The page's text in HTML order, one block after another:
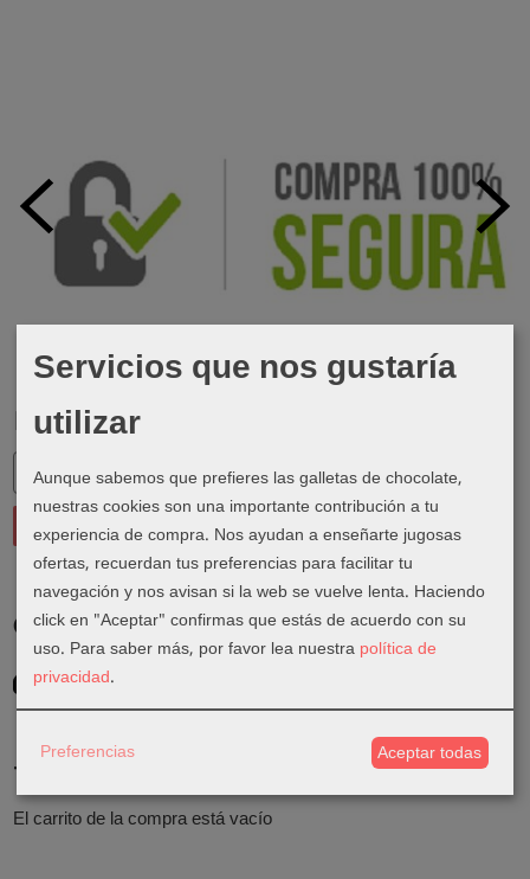
Marcas
Costes de Envío
GRATIS *
Tu Carrito (0)
El carrito de la compra está vacío
Servicios que nos gustaría
utilizar
Aunque sabemos que prefieres las galletas de chocolate,
nuestras cookies son una importante contribución a tu
experiencia de compra. Nos ayudan a enseñarte jugosas
ofertas, recuerdan tus preferencias para facilitar tu
navegación y nos avisan si la web se vuelve lenta. Haciendo
click en "Aceptar" confirmas que estás de acuerdo con su
uso. Para saber más, por favor lea nuestra política de
privacidad.
Preferencias Aceptar todas